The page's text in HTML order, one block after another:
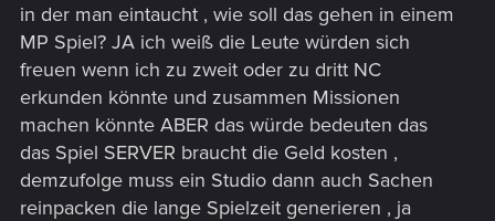
in der man eintaucht , wie soll das gehen in einem
MP Spiel? JA ich weiß die Leute würden sich
freuen wenn ich zu zweit oder zu dritt NC
erkunden könnte und zusammen Missionen
machen könnte ABER das würde bedeuten das
das Spiel SERVER braucht die Geld kosten ,
demzufolge muss ein Studio dann auch Sachen
reinpacken die lange Spielzeit generieren , ja